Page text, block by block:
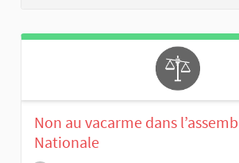
Non au vacarme dans
Nationale